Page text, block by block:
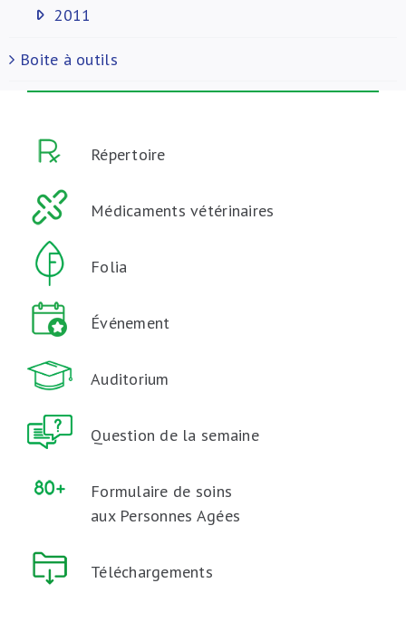
2011
Boite à outils
Répertoire
Médicaments vétérinaires
Folia
Événement
Auditorium
Question de la semaine
Formulaire de soins
aux Personnes Agées
Téléchargements